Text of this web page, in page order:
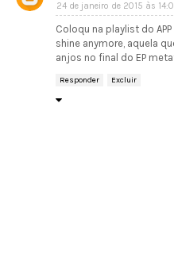
24 de janeiro de 2015 às
Coloqu na playlist do
shine anymore, aquela
anjos no final do EP
Responder Excluir